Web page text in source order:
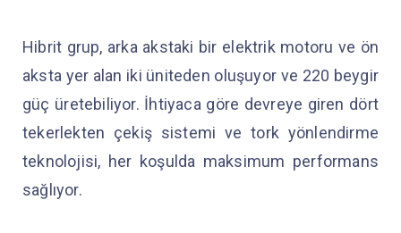
Hibrit grup, arka akstaki bir elektrik motoru ve ön
aksta yer alan iki üniteden oluşuyor ve 220 beygir
güç üretebiliyor. İhtiyaca göre devreye giren dört
tekerlekten çekiş sistemi ve tork yönlendirme
teknolojisi, her koşulda maksimum performans
sağlıyor.